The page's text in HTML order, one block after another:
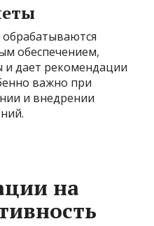
обеспечением,
и дает рекомендации
важно при
и внедрении
на